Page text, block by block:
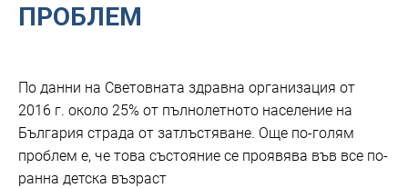
ПРОБЛЕМ
По данни на Световната здравна организация от
2016 г. около 25% от пълнолетното население на
България страда от затлъстяване. Още по-голям
проблем е, че това състояние се проявява във все по-
ранна детска възраст